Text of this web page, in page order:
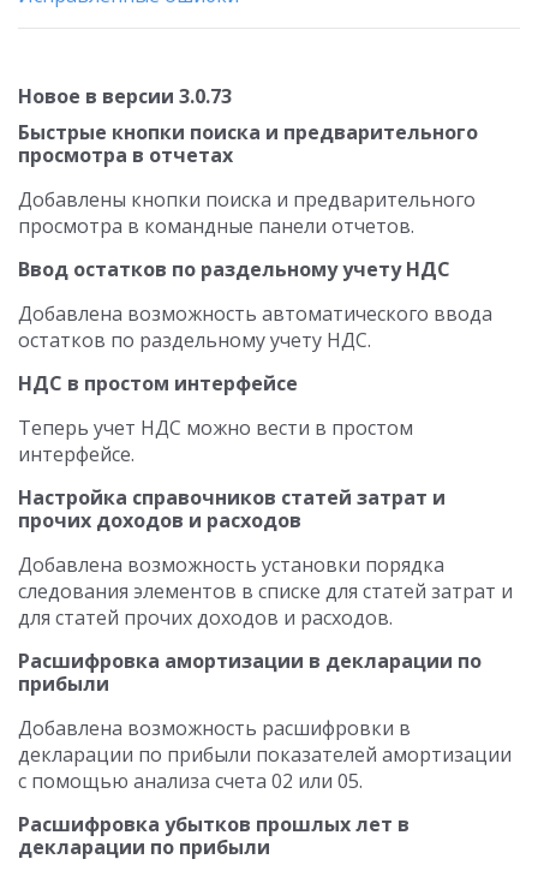
Новое в версии 3.0.73
Быстрые кнопки поиска и предварительного
просмотра в отчетах
Добавлены кнопки поиска и предварительного
просмотра в командные панели отчетов.
Ввод остатков по раздельному учету НДС
Добавлена возможность автоматического ввода
остатков по раздельному учету НДС.
НДС в простом интерфейсе
Теперь учет НДС можно вести в простом
интерфейсе.
Настройка справочников статей затрат и
прочих доходов и расходов
Добавлена возможность установки порядка
следования элементов в списке для статей затрат и
для статей прочих доходов и расходов.
Расшифровка амортизации в декларации по
прибыли
Добавлена возможность расшифровки в
декларации по прибыли показателей амортизации
с помощью анализа счета 02 или 05.
Расшифровка убытков прошлых лет в
декларации по прибыли